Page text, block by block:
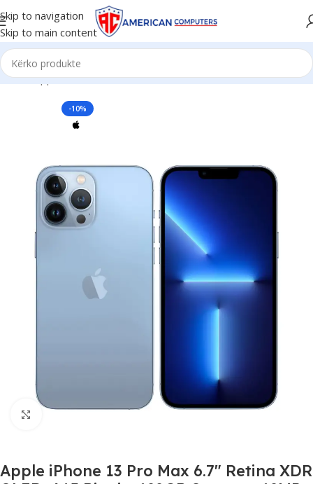
Skip to navigation
Skip to main content
Kreu Apple iPhone
-10%
Click to enlarge
Apple iPhone 13 Pro Max 6.7″ Retina XDR